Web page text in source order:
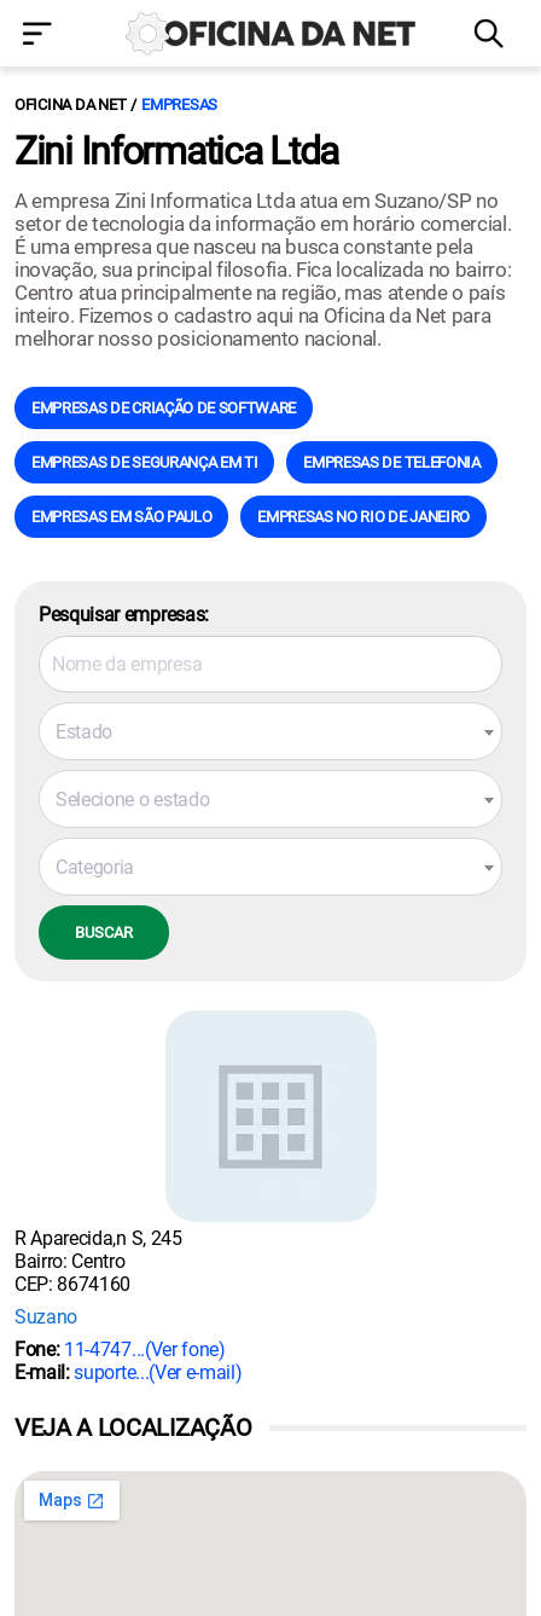
OFICINA DA NET EMPRESAS
Zini Informatica Ltda
A empresa Zini Informatica Ltda atua em Suzano/SP no
setor de tecnologia da informação em horário comercial.
É uma empresa que nasceu na busca constante pela
inovação, sua principal filosofia. Fica localizada no bairro:
Centro atua principalmente na região, mas atende o país
inteiro. Fizemos o cadastro aqui na Oficina da Net para
melhorar nosso posicionamento nacional.
EMPRESAS DE CRIAÇÃO DE SOFTWARE
EMPRESAS DE SEGURANÇA EM TI EMPRESAS DE TELEFONIA
EMPRESAS EM SÃO PAULO EMPRESAS NO RIO DE JANEIRO
Pesquisar empresas:
Estado
Selecione o estado
Categoria
BUSCAR
R Aparecida,n S, 245
Bairro: Centro
CEP: 8674160
Suzano
Fone: 11-4747...(Ver fone)
E-mail:suporte...(Ver e-mail)
VEJA A LOCALIZAÇÃO